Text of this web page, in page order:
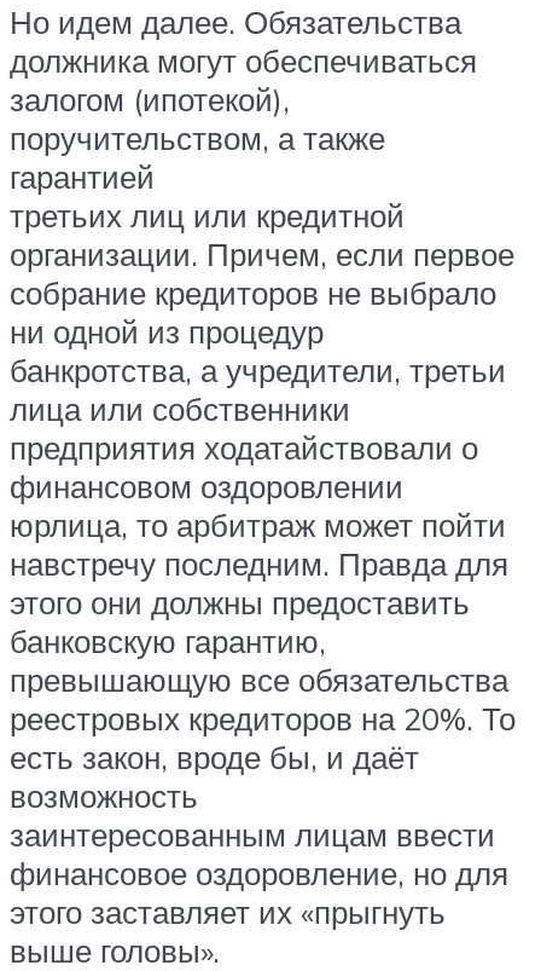
Но идем далее. Обязательства
должника могут обеспечиваться
залогом (ипотекой),
поручительством, а также
гарантией
третьих лиц или кредитной
организации. Причем, если первое
собрание кредиторов не выбрало
ни одной из процедур
банкротства, а учредители, третьи
лица или собственники
предприятия ходатайствовали о
финансовом оздоровлении
юрлица, то арбитраж может пойти
навстречу последним. Правда для
этого они должны предоставить
банковскую гарантию,
превышающую все обязательства
реестровых кредиторов на 20%. То
есть закон, вроде бы, и даёт
возможность
заинтересованным лицам ввести
финансовое оздоровление, но для
этого заставляет их «прыгнуть
выше головы».